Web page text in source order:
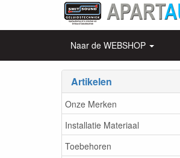
Naar de WEBSHOP
Artikelen
Onze Merken
Installatie Materiaal
Toebehoren